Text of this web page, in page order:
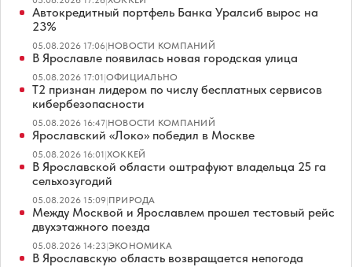
Автокредитный портфель Банка Уралсиб вырос на
23%
05.08.2026 17:06|НОВОСТИ КОМПАНИЙ
В Ярославле появилась новая городская улица
05.08.2026 17:01|ОФИЦИАЛЬНО
Т2 признан лидером по числу бесплатных сервисов
кибербезопасности
05.08.2026 16:47|НОВОСТИ КОМПАНИЙ
Ярославский «Локо» победил в Москве
05.08.2026 16:01|ХОККЕЙ
В Ярославской области оштрафуют владельца 25 га
сельхозугодий
05.08.2026 15:09|ПРИРОДА
Между Москвой и Ярославлем прошел тестовый рейс
двухэтажного поезда
05.08.2026 14:23|ЭКОНОМИКА
В Ярославскую область возвращается непогода